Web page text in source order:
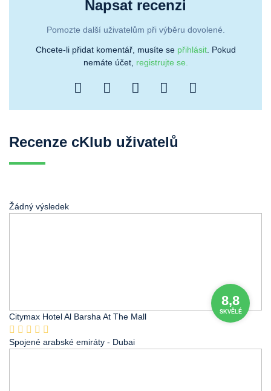
Napsat recenzi
Pomozte další uživatelům při výběru dovolené.
Chcete-li přidat komentář, musíte se přihlásit. Pokud
nemáte účet, registrujte se.
Recenze cKlub uživatelů
Žádný výsledek
8,8
SKVĚLÉ
Citymax Hotel Al Barsha At The Mall
Spojené arabské emiráty - Dubai